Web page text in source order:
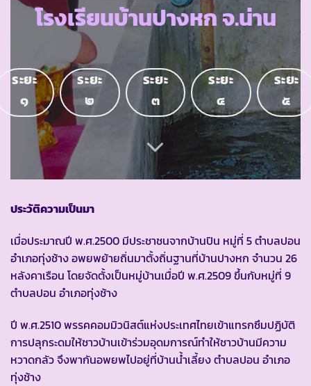
โรงเรียนบ้านปางหก จ.น่าน
ระยะ
๑
ระยะ
๒
ระยะ
๓
ระยะ
๔
ระยะ
๕
ประวัติความเป็นมา
เมื่อประมาณปี พ.ศ.2500 มีประชาชนจากบ้านปิน หมู่ที่ 5 ตำบลปอน
อำเภอทุ่งช้าง อพยพย้ายถิ่นมาตั้งถิ่นฐานที่บ้านปางหก จำนวน 26
หลังคาเรือน โดยจัดตั้งเป็นหมู่บ้านเมื่อปี พ.ศ.2509 ขึ้นกับหมู่ที่ 9
ตำบลปอน อำเภอทุ่งช้าง
ปี พ.ศ.2510 พรรคคอมมิวนิสต์แห่งประเทศไทยเข้าแทรกซึมปฏิบัติ
การปลุกระดมให้ชาวบ้านเข้าร่วมอุดมการณ์ทำให้ชาวบ้านมีความ
หวาดกลัว จึงพากันอพยพไปอยู่ที่บ้านน้ำเลี้ยง ตำบลปอน อำเภอ
ทุ่งช้าง